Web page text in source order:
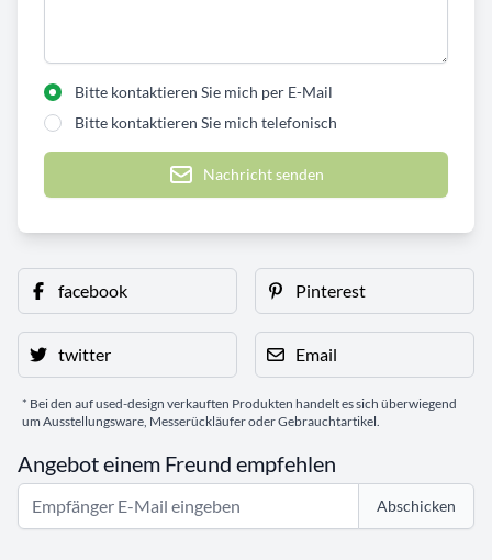
Bitte kontaktieren Sie mich per E-Mail
Bitte kontaktieren Sie mich telefonisch
Nachricht senden
facebook Pinterest
twitter Email
* Bei den auf used-design verkauften Produkten handelt es sich überwiegend
um Ausstellungsware, Messerückläufer oder Gebrauchtartikel.
Angebot einem Freund empfehlen
Abschicken